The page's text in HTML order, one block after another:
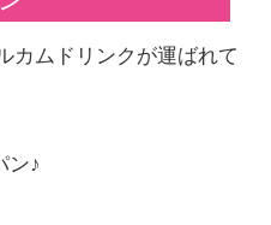
カムドリンクが運ばれて
ン♪